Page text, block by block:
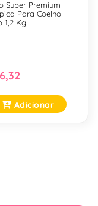
Super Premium
Para Coelho
1,2 Kg
Adicionar